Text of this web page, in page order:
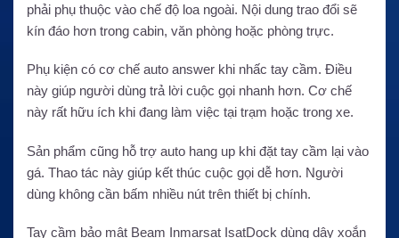
phải phụ thuộc vào chế độ loa ngoài. Nội dung trao đổi sẽ
kín đáo hơn trong cabin, văn phòng hoặc phòng trực.
Phụ kiện có cơ chế auto answer khi nhấc tay cầm. Điều
này giúp người dùng trả lời cuộc gọi nhanh hơn. Cơ chế
này rất hữu ích khi đang làm việc tại trạm hoặc trong xe.
Sản phẩm cũng hỗ trợ auto hang up khi đặt tay cầm lại vào
gá. Thao tác này giúp kết thúc cuộc gọi dễ hơn. Người
dùng không cần bấm nhiều nút trên thiết bị chính.
Tay cầm bảo mật Beam Inmarsat IsatDock dùng dây xoắn